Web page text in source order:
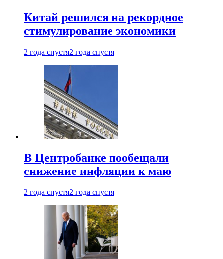
Китай решился на рекордное
стимулирование экономики
2 года спустя2 года спустя
В Центробанке пообещали
снижение инфляции к маю
2 года спустя2 года спустя